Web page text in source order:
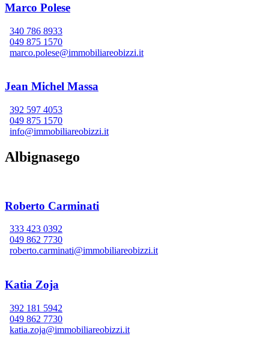
Marco Polese
340 786 8933
049 875 1570
marco.polese@immobiliareobizzi.it
Jean Michel Massa
392 597 4053
049 875 1570
info@immobiliareobizzi.it
Albignasego
Roberto Carminati
333 423 0392
049 862 7730
roberto.carminati@immobiliareobizzi.it
Katia Zoja
392 181 5942
049 862 7730
katia.zoja@immobiliareobizzi.it